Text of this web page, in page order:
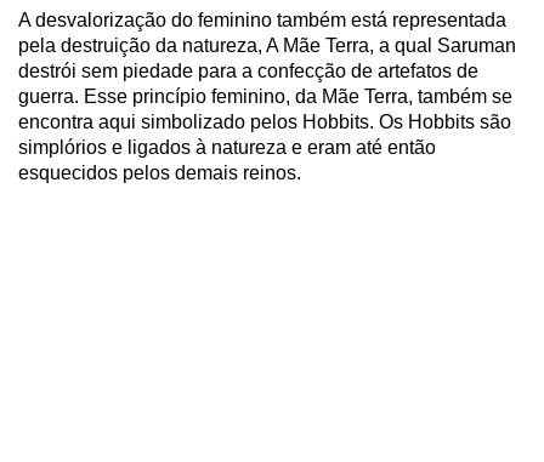
A desvalorização do feminino também está representada
pela destruição da natureza, A Mãe Terra, a qual Saruman
destrói sem piedade para a confecção de artefatos de
guerra. Esse princípio feminino, da Mãe Terra, também se
encontra aqui simbolizado pelos Hobbits. Os Hobbits são
simplórios e ligados à natureza e eram até então
esquecidos pelos demais reinos.